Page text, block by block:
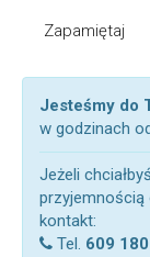
Zapamiętaj
Jesteśmy do
w godzinach
Jeżeli
przyjemnością
kontakt:
Tel. 609